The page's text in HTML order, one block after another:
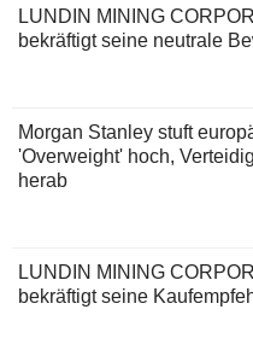
LUNDIN MINING
bekräftigt seine neutrale
Morgan Stanley stuft
'Overweight' hoch,
herab
LUNDIN MINING
bekräftigt seine